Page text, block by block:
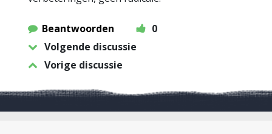
Beantwoorden
0
Volgende discussie
Vorige discussie